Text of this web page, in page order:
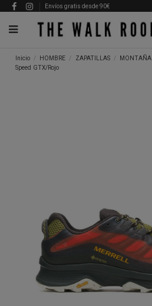
Envíos gratis desde 90€
Inicio HOMBRE ZAPATILLAS MONTAÑA
Speed GTX/Rojo